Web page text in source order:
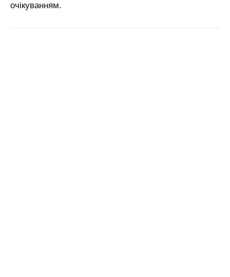
очікуванням.